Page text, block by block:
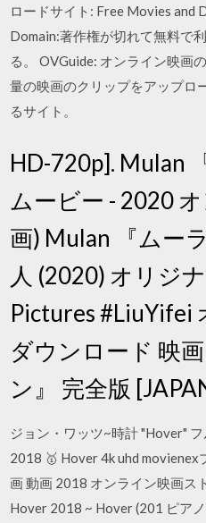
ロードサイト: Free Movies and
Domain:著作権が切れて無料で
る。 OVGuide: オンライン映画
量の映画のクリップをアップロ
るサイト。
HD-720p]. Mulan
ムービー - 2020
画) Mulan 『ムー
人 (2020) オリジ
Pictures #LiuYifei
ダウンロード 映
ン』 完全版
ジョン・ワッツ~時計 "Hover"
2018 🥇 Hover 4k uhd
画 動画 2018 オンライン映画ス
Hover 2018 ~ Hover (201 ピア